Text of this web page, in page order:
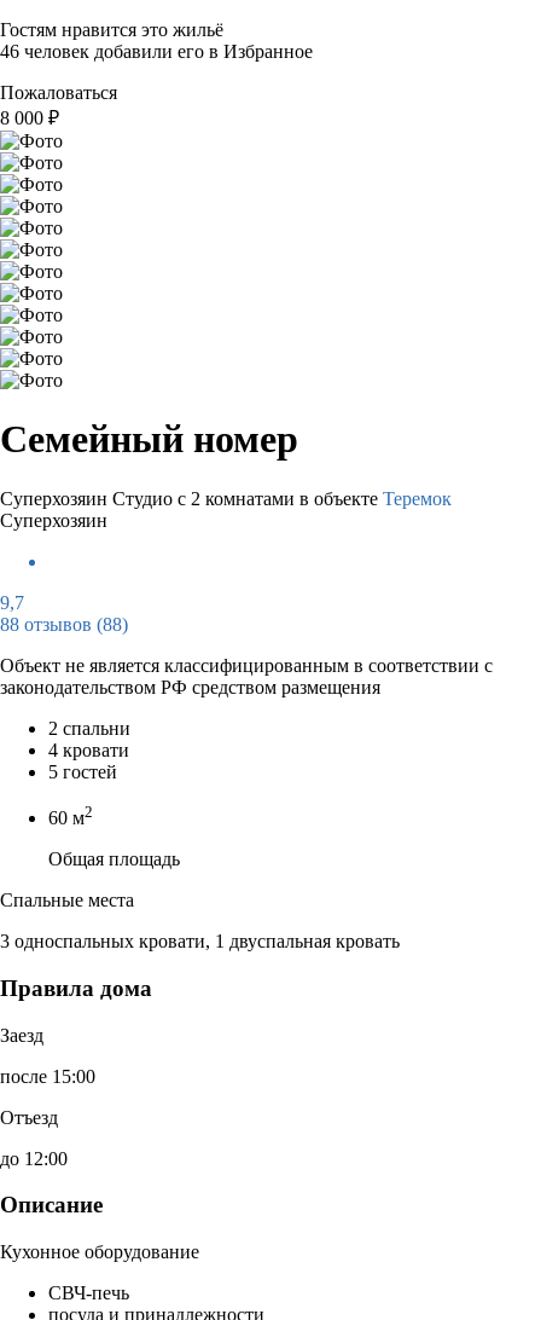
Гостям нравится это жильё
46 человек добавили его в Избранное
Пожаловаться
8 000 ₽
Семейный номер
Суперхозяин Студио с 2 комнатами в объекте Теремок
Суперхозяин
9,7
88 отзывов (88)
Объект не является классифицированным в соответствии с
законодательством РФ средством размещения
2 спальни
4 кровати
5 гостей
60 м2
Общая площадь
Спальные места
3 односпальных кровати, 1 двуспальная кровать
Правила дома
Заезд
после 15:00
Отъезд
до 12:00
Описание
Кухонное оборудование
СВЧ-печь
посуда и принадлежности